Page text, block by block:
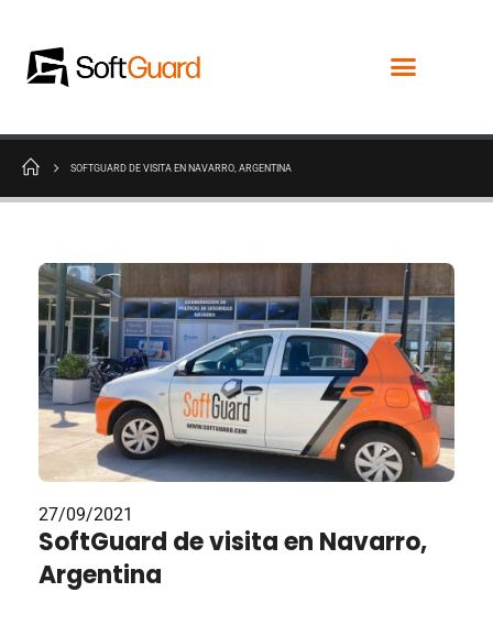
SOFTGUARD DE VISITA EN NAVARRO, ARGENTINA
27/09/2021
SoftGuard de visita en Navarro,
Argentina